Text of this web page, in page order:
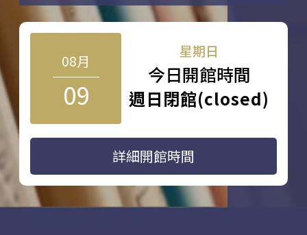
08月
09
星期日
今日開館時間
週日閉館(closed)
詳細開館時間